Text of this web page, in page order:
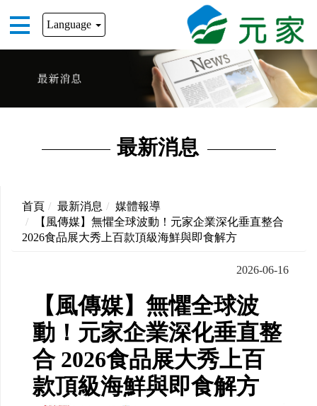
Language
最新消息
首頁 最新消息
媒體報導
【風傳媒】無懼全球波動！元家企業深化垂直整合
2026食品展大秀上百款頂級海鮮與即食解方
2026-06-16
【風傳媒】無懼全球波
動！元家企業深化垂直整
合 2026食品展大秀上百
款頂級海鮮與即食解方